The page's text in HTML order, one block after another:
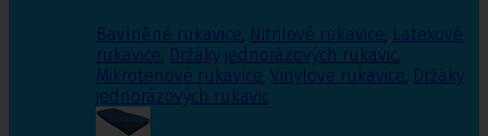
Bavlněné rukavice, Nitrilové rukavice, Latexové
rukavice, Držáky jednorázových rukavic,
Mikrotenové rukavice, Vinylové rukavice, Držáky
jednorázových rukavic